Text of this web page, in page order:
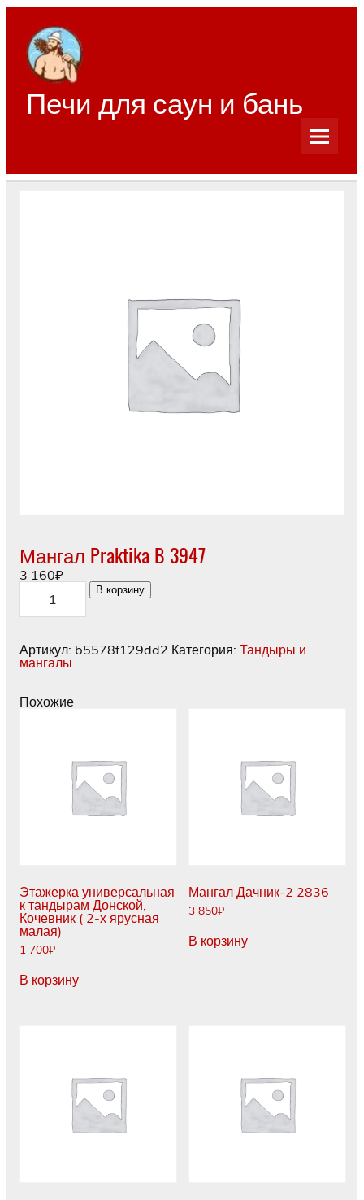
Перейти
содержимому
Печи для саун и бань
Мангал Praktika B 3947
3 160₽
Количество
товара
Мангал
3947
В корзину
Артикул: b5578f129dd2 Категория: Тандыры и
мангалы
Похожие
Этажерка универсальная
к тандырам Донской,
Кочевник ( 2-х ярусная
малая)
1 700₽
В корзину
Мангал Дачник-2 2836
3 850₽
В корзину